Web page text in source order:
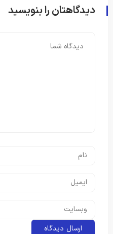
دیدگاهتان را بنویسید